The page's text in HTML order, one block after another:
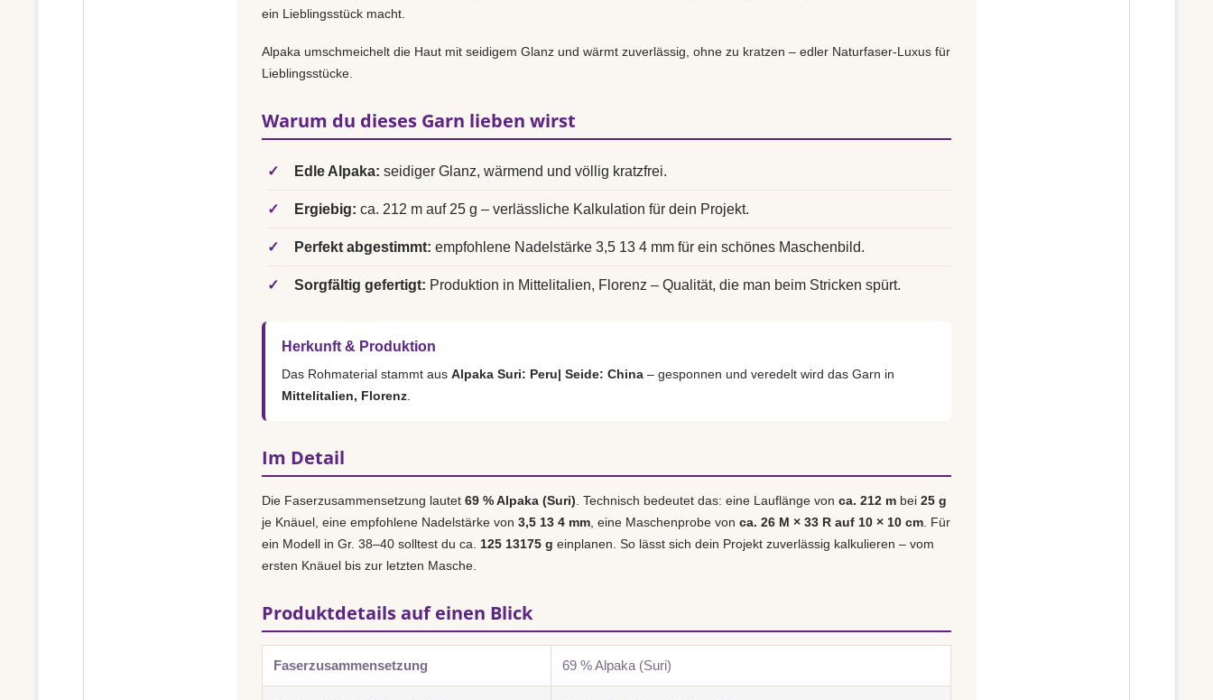
ein Lieblingsstück macht.
Alpaka umschmeichelt die Haut mit seidigem Glanz und wärmt zuverlässig, ohne zu kratzen – edler Naturfaser-Luxus für
Lieblingsstücke.
Warum du dieses Garn lieben wirst
✓ Edle Alpaka: seidiger Glanz, wärmend und völlig kratzfrei.
✓ Ergiebig: ca. 212 m auf 25 g – verlässliche Kalkulation für dein Projekt.
✓ Perfekt abgestimmt: empfohlene Nadelstärke 3,5 13 4 mm für ein schönes Maschenbild.
✓ Sorgfältig gefertigt: Produktion in Mittelitalien, Florenz – Qualität, die man beim Stricken spürt.
Herkunft & Produktion
Das Rohmaterial stammt aus Alpaka Suri: Peru| Seide: China – gesponnen und veredelt wird das Garn in
Mittelitalien, Florenz
Im Detail
Die Faserzusammensetzung lautet 69 % Alpaka (Suri) . Technisch bedeutet das: eine Lauflänge von ca. 212 m bei 25 g
je Knäuel, eine empfohlene Nadelstärke von 3,5 13 4 mm , eine Maschenprobe von ca. 26 M × 33 R auf 10 × 10 cm . Für
ein Modell in Gr. 38–40 solltest du ca. 125 13175 g einplanen. So lässt sich dein Projekt zuverlässig kalkulieren – vom
ersten Knäuel bis zur letzten Masche.
Produktdetails auf einen Blick
Faserzusammensetzung 69 % Alpaka (Suri)